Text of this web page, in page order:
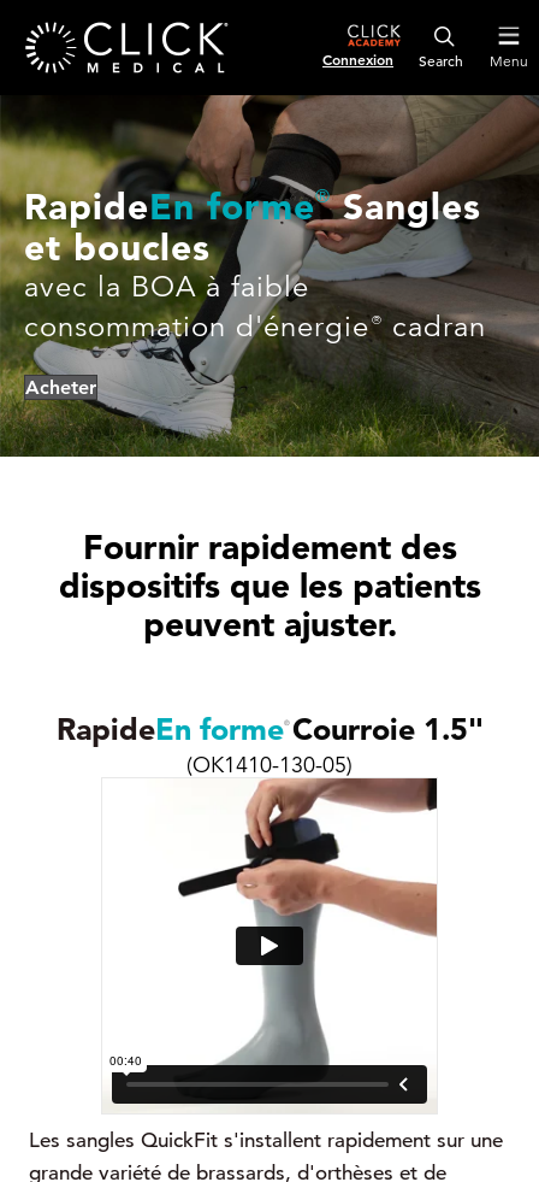
Connexion Menu
RapideEn forme®Sangles
et boucles
avec la BOA à faible
consommation d'énergie® cadran
Acheter
Fournir rapidement des
dispositifs que les patients
peuvent ajuster.
RapideEn forme® Courroie 1.5"
(OK1410-130-05)
Les sangles QuickFit s'installent rapidement sur une
grande variété de brassards, d'orthèses et de